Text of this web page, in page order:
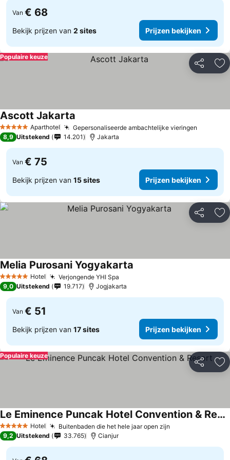
Van € 68
Bekijk prijzen van 2 sites Prijzen bekijken
Delen
Populaire keuze
5 Sterren Aparthotel Gepersonaliseerde ambachtelijke vieringen
Ascott Jakarta
8,9 Uitstekend 14.201 Jakarta
Van € 75
Bekijk prijzen van 15 sites Prijzen bekijken
Delen
5 Sterren Hotel Verjongende YHI Spa
Melia Purosani Yogyakarta
9,0 Uitstekend 19.717 Jogjakarta
Van € 51
Bekijk prijzen van 17 sites Prijzen bekijken
Delen
Populaire keuze
5 Sterren Hotel Buitenbaden die het hele jaar open zijn
Le Eminence Puncak Hotel Convention & Resort
Prijzen bekijken
9,2 Uitstekend 33.765 Cianjur